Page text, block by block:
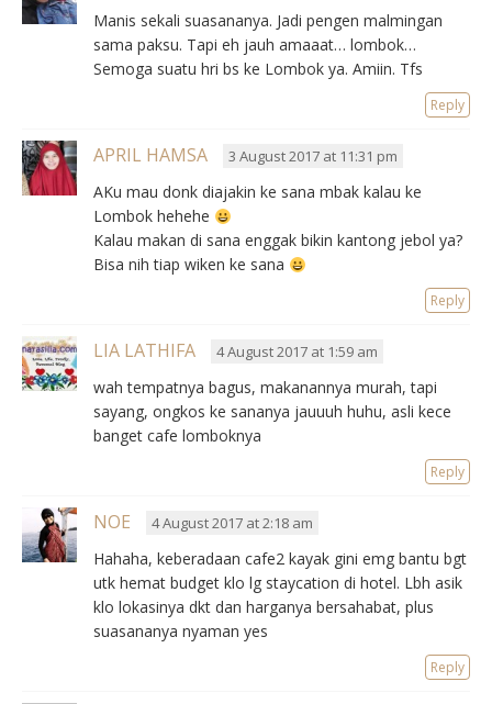
Manis sekali suasananya. Jadi pengen malmingan
sama paksu. Tapi eh jauh amaaat… lombok…
Semoga suatu hri bs ke Lombok ya. Amiin. Tfs
Reply
APRIL HAMSA 3 August 2017 at 11:31 pm
AKu mau donk diajakin ke sana mbak kalau ke
Lombok hehehe
Kalau makan di sana enggak bikin kantong jebol ya?
Bisa nih tiap wiken ke sana
Reply
LIA LATHIFA 4 August 2017 at 1:59 am
wah tempatnya bagus, makanannya murah, tapi
sayang, ongkos ke sananya jauuuh huhu, asli kece
banget cafe lomboknya
Reply
NOE 4 August 2017 at 2:18 am
Hahaha, keberadaan cafe2 kayak gini emg bantu bgt
utk hemat budget klo lg staycation di hotel. Lbh asik
klo lokasinya dkt dan harganya bersahabat, plus
suasananya nyaman yes
Reply